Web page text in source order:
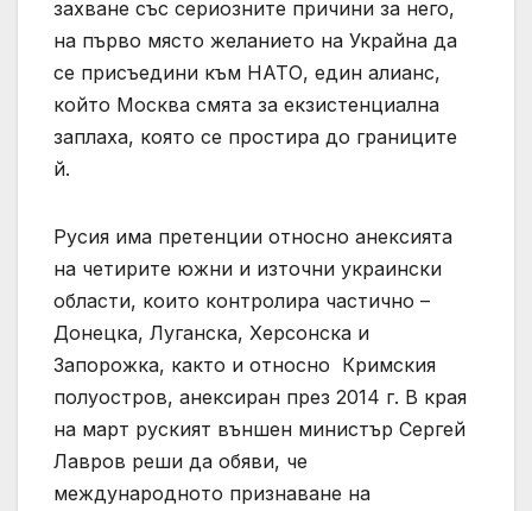
захване със сериозните причини за него,
на първо място желанието на Украйна да
се присъедини към НАТО, един алианс,
който Москва смята за екзистенциална
заплаха, която се простира до границите
й.
Русия има претенции относно анексията
на четирите южни и източни украински
области, които контролира частично –
Донецка, Луганска, Херсонска и
Запорожка, както и относно Кримския
полуостров, анексиран през 2014 г. В края
на март руският външен министър Сергей
Лавров реши да обяви, че
международното признаване на